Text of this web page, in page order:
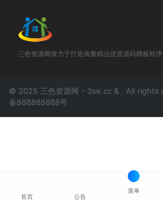
三色资源网致力于打造海量精品优质源码模板程
© 2025 三色资源网 - 3se.cc & . All rights
备888888888号
首页 公告
菜单